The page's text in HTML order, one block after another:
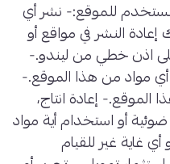
مستخدم للموقع:- نشر أي
النشر في مواقع أو
اذن خطي من ليندو.-
أي مواد من هذا الموقع.-
إعادة انتاج،
أو استخدام أية مواد
غاية غير للقيام